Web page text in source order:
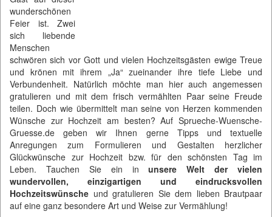
wunderschönen
Feier ist. Zwei
sich liebende
Menschen
schwören sich vor Gott und vielen Hochzeitsgästen ewige Treue
und krönen mit ihrem „Ja“ zueinander ihre tiefe Liebe und
Verbundenheit. Natürlich möchte man hier auch angemessen
gratulieren und mit dem frisch vermählten Paar seine Freude
teilen. Doch wie übermittelt man seine von Herzen kommenden
Wünsche zur Hochzeit am besten? Auf Sprueche-Wuensche-
Gruesse.de geben wir Ihnen gerne Tipps und textuelle
Anregungen zum Formulieren und Gestalten herzlicher
Glückwünsche zur Hochzeit bzw. für den schönsten Tag im
Leben. Tauchen Sie ein inunsere Welt der vielen
wundervollen, einzigartigen und eindrucksvollen
Hochzeitswünsche und gratulieren Sie dem lieben Brautpaar
auf eine ganz besondere Art und Weise zur Vermählung!